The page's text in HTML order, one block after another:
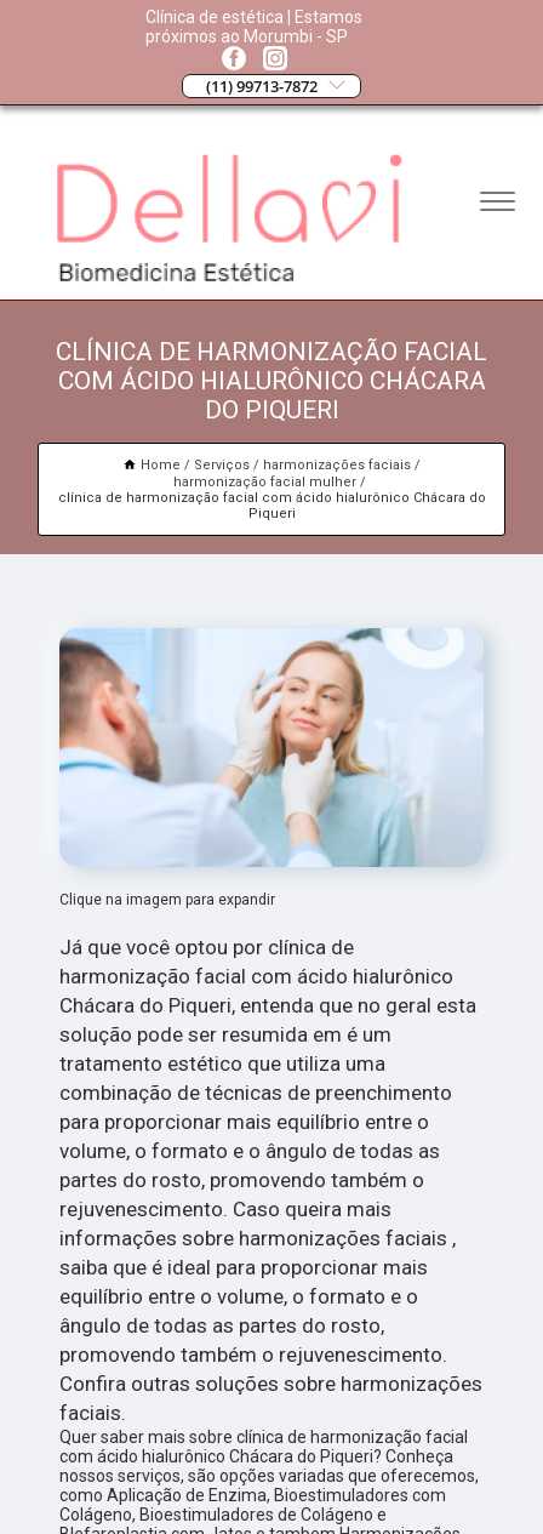
Clínica de estética | Estamos
próximos ao Morumbi - SP
(11) 99713-7872
CLÍNICA DE HARMONIZAÇÃO FACIAL
COM ÁCIDO HIALURÔNICO CHÁCARA
DO PIQUERI
Home Serviços
harmonizações faciais
harmonização facial mulher
clínica de harmonização facial com ácido hialurônico Chácara do
Piqueri
Clique na imagem para expandir
Já que você optou por clínica de
harmonização facial com ácido hialurônico
Chácara do Piqueri, entenda que no geral esta
solução pode ser resumida em é um
tratamento estético que utiliza uma
combinação de técnicas de preenchimento
para proporcionar mais equilíbrio entre o
volume, o formato e o ângulo de todas as
partes do rosto, promovendo também o
rejuvenescimento. Caso queira mais
informações sobre harmonizações faciais ,
saiba que é ideal para proporcionar mais
equilíbrio entre o volume, o formato e o
ângulo de todas as partes do rosto,
promovendo também o rejuvenescimento.
Confira outras soluções sobre harmonizações
faciais.
Quer saber mais sobre clínica de harmonização facial
com ácido hialurônico Chácara do Piqueri? Conheça
nossos serviços, são opções variadas que oferecemos,
como Aplicação de Enzima, Bioestimuladores com
Colágeno, Bioestimuladores de Colágeno e